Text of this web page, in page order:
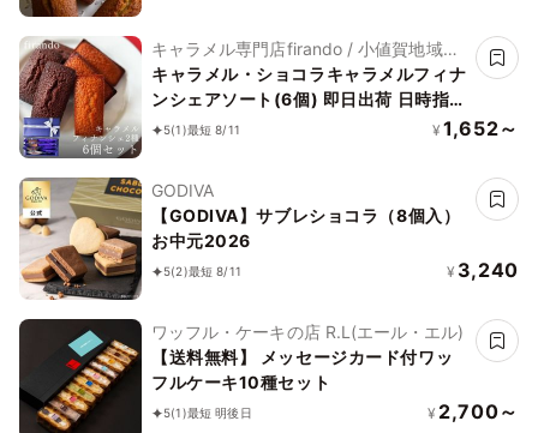
キャラメル専門店firando / 小値賀地域ブ
ランド製作所株式会社
キャラメル・ショコラキャラメルフィナ
ンシェアソート(6個) 即日出荷 日時指定
可 夏ギフト ギフト おしゃれ 焼き菓子
5(1)最短 8/11 ¥ 1,652～
GODIVA
【GODIVA】サブレショコラ（8個入）
お中元2026
5(2)最短 8/11 ¥ 3,240
ワッフル・ケーキの店 R.L(エール・エル)
【送料無料】 メッセージカード付ワッ
フルケーキ10種セット
5(1)最短 明後日 ¥ 2,700～